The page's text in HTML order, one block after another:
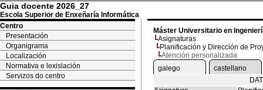
Guia docente 2026_27
Escola Superior de Enxeñaría Informática
Centro
Presentación
Organigrama
Localización
Normativa e lexislación
Servizos do centro
Máster Universitario en
Asignaturas
Planificación y Dirección de
Atención personalizada
galego
castellano